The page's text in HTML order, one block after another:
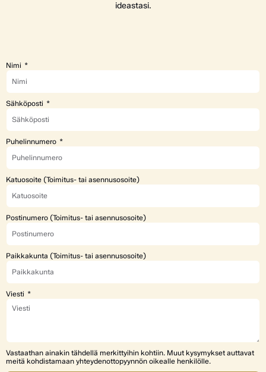
ideastasi.
Nimi
Sähköposti
Puhelinnumero
Katuosoite (Toimitus- tai asennusosoite)
Postinumero (Toimitus- tai asennusosoite)
Paikkakunta (Toimitus- tai asennusosoite)
Viesti
Vastaathan ainakin tähdellä merkittyihin kohtiin. Muut kysymykset auttavat
meitä kohdistamaan yhteydenottopyynnön oikealle henkilölle.